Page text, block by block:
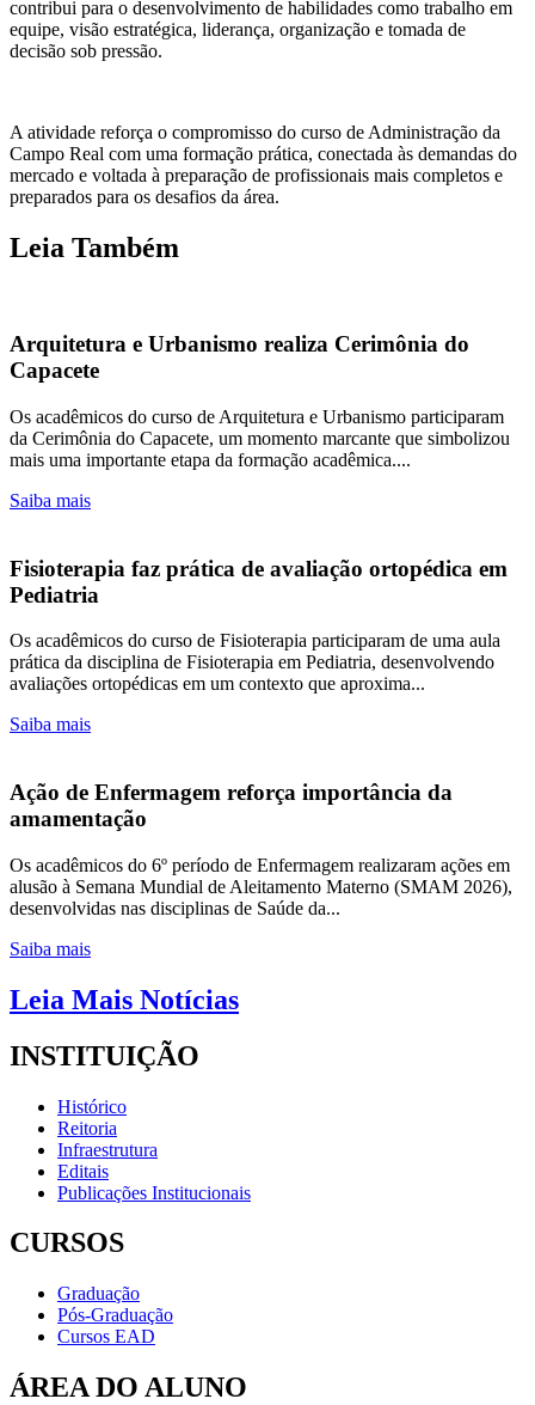
contribui para o desenvolvimento de habilidades como trabalho em
equipe, visão estratégica, liderança, organização e tomada de
decisão sob pressão.
A atividade reforça o compromisso do curso de Administração da
Campo Real com uma formação prática, conectada às demandas do
mercado e voltada à preparação de profissionais mais completos e
preparados para os desafios da área.
Leia Também
Arquitetura e Urbanismo realiza Cerimônia do
Capacete
Os acadêmicos do curso de Arquitetura e Urbanismo participaram
da Cerimônia do Capacete, um momento marcante que simbolizou
mais uma importante etapa da formação acadêmica....
Saiba mais
Fisioterapia faz prática de avaliação ortopédica em
Pediatria
Os acadêmicos do curso de Fisioterapia participaram de uma aula
prática da disciplina de Fisioterapia em Pediatria, desenvolvendo
avaliações ortopédicas em um contexto que aproxima...
Saiba mais
Ação de Enfermagem reforça importância da
amamentação
Os acadêmicos do 6º período de Enfermagem realizaram ações em
alusão à Semana Mundial de Aleitamento Materno (SMAM 2026),
desenvolvidas nas disciplinas de Saúde da...
Saiba mais
Leia Mais Notícias
INSTITUIÇÃO
Histórico
Reitoria
Infraestrutura
Editais
Publicações Institucionais
CURSOS
Graduação
Pós-Graduação
Cursos EAD
ÁREA DO ALUNO